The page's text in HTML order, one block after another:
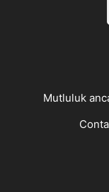
Mutluluk